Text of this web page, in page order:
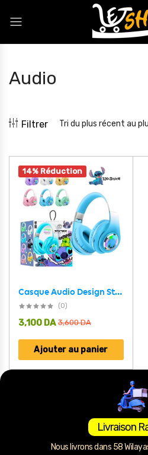
Audio
Filtrer Tri du plus récent au
14% Réduction
Casque Audio Design Stitch pour Enfants avec Connexion Bluetooth, USB et Carte TF – سماعات رأس للأطفال ستيتش
(0)
3,600DA
3,100 DA
Ajouter au panier
Livraison
Nous livrons dans 58